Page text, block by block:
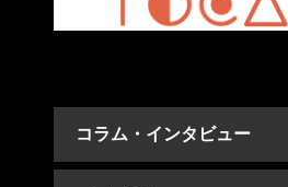
コラム・インタビュー